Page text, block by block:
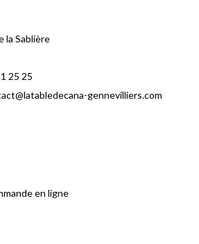
la Sablière
25 25
gennevilliers.com
en ligne